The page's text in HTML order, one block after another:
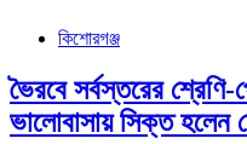
কিশোরগঞ্জ
ভৈরবে সর্বস্তরের
ভালোবাসায় সিক্ত